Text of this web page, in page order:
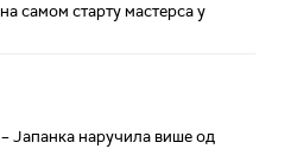
самом старту мастерса у
Јапанка наручила више од